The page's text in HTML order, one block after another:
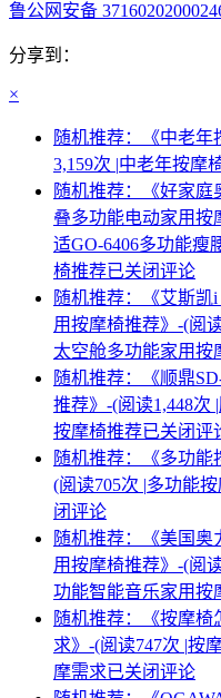
鲁公网安备
分享到：
×
随机推荐：《中老年
3,159次 |中老年按摩
随机推荐：《好家庭
叠多功能电动家用按
适GO-6406多功能瘦
椅推荐已关闭评论
随机推荐：《艾斯凯
用按摩椅推荐》-(阅
太空舱多功能家用按
随机推荐：《顺鼎
推荐》-(阅读1,448次 |
按摩椅推荐已关闭评
随机推荐：《多功
(阅读705次 |多功能
闭评论
随机推荐：《美国奥
用按摩椅推荐》-(阅
功能智能音乐家用按
随机推荐：《按摩椅
求》-(阅读747次 |按
摩需求已关闭评论